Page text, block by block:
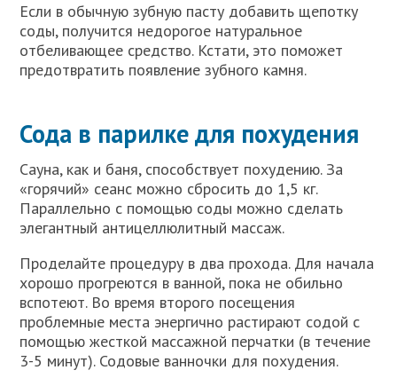
Если в обычную зубную пасту добавить щепотку
соды, получится недорогое натуральное
отбеливающее средство. Кстати, это поможет
предотвратить появление зубного камня.
Сода в парилке для похудения
Сауна, как и баня, способствует похудению. За
«горячий» сеанс можно сбросить до 1,5 кг.
Параллельно с помощью соды можно сделать
элегантный антицеллюлитный массаж.
Проделайте процедуру в два прохода. Для начала
хорошо прогреются в ванной, пока не обильно
вспотеют. Во время второго посещения
проблемные места энергично растирают содой с
помощью жесткой массажной перчатки (в течение
3-5 минут). Содовые ванночки для похудения.